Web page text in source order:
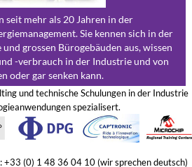
seit mehr als 20 Jahren in der
Sie kennen sich in der
grossen Bürogebäuden aus, wissen
-verbrauch in der Industrie und von
oder gar senken kann.
und technische Schulungen in der Industrie
spezialisert.
+33 (0) 1 48 36 04 10 (wir sprechen deutsch)